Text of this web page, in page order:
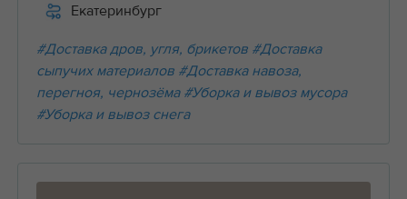
Екатеринбург
#Доставка дров, угля, брикетов #Доставка
сыпучих материалов #Доставка навоза,
перегноя, чернозёма #Уборка и вывоз мусора
#Уборка и вывоз снега